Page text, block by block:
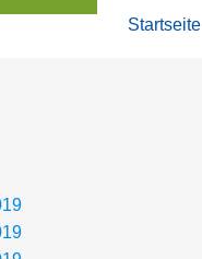
Startseite